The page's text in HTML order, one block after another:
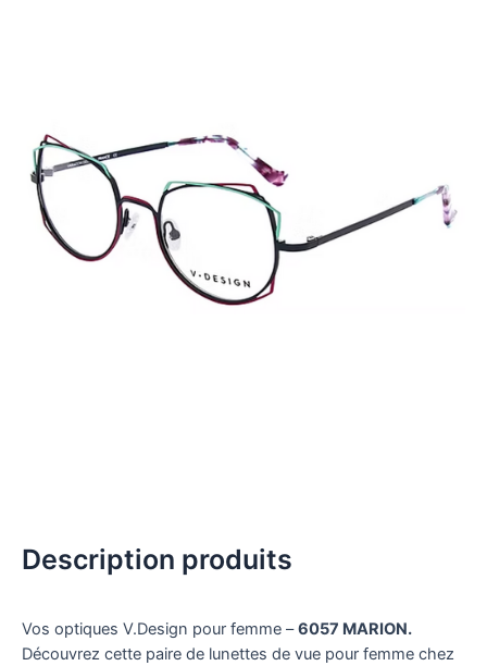
Description produits
Vos optiques V.Design pour femme –6057 MARION.
Découvrez cette paire de lunettes de vue pour femme chez